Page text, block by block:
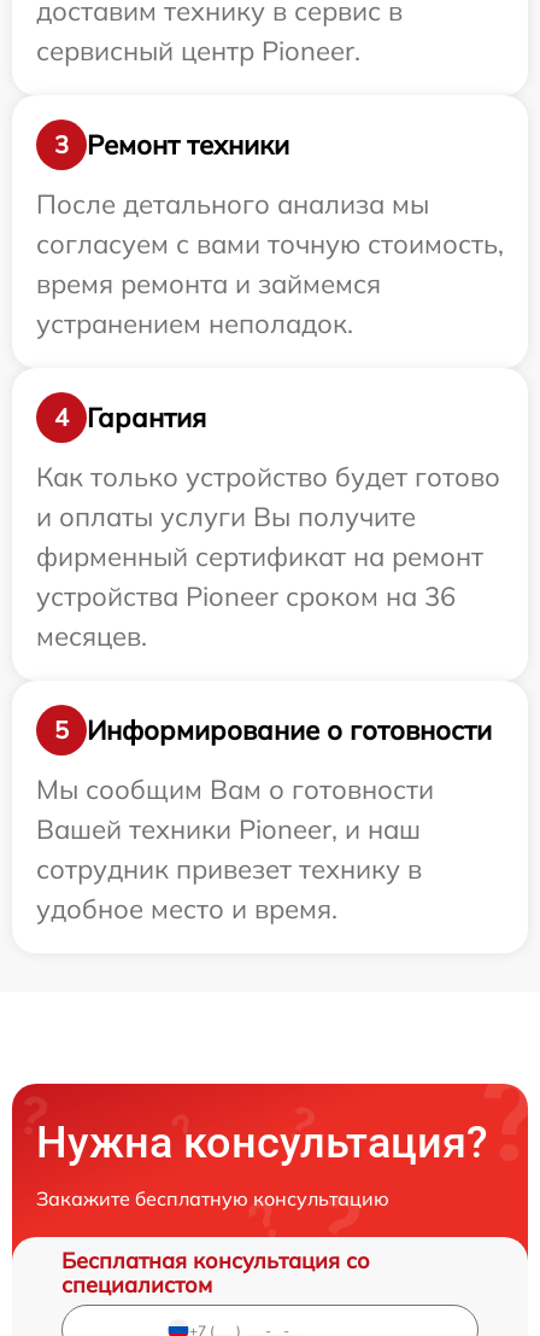
доставим технику в сервис в
сервисный центр Pioneer.
3
Ремонт техники
После детального анализа мы
согласуем с вами точную стоимость,
время ремонта и займемся
устранением неполадок.
4
Гарантия
Как только устройство будет готово
и оплаты услуги Вы получите
фирменный сертификат на ремонт
устройства Pioneer сроком на 36
месяцев.
5
Информирование о готовности
Мы сообщим Вам о готовности
Вашей техники Pioneer, и наш
сотрудник привезет технику в
удобное место и время.
Нужна консультация?
Закажите бесплатную консультацию
Бесплатная консультация со
специалистом